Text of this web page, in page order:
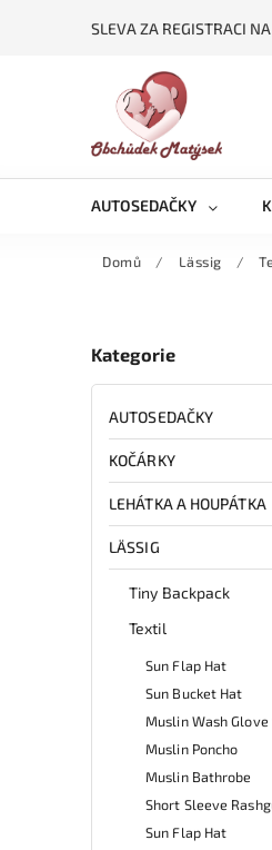
SLEVA ZA REGISTRACI
AUTOSEDAČKY
Domů / Lässig /
Kategorie
AUTOSEDAČKY
KOČÁRKY
LEHÁTKA A HOUPÁTKA
LÄSSIG
Tiny Backpack
Textil
Sun Flap Hat
Sun Bucket Hat
Muslin Wash Glove
Muslin Poncho
Muslin Bathrobe
Short Sleeve
Sun Flap Hat